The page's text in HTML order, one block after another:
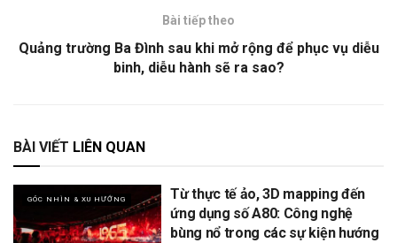
Bài tiếp theo
Quảng trường Ba Đình sau khi mở rộng để phục vụ diễu
binh, diễu hành sẽ ra sao?
BÀI VIẾT LIÊN QUAN
GÓC NHÌN & XU HƯỚNG
Từ thực tế ảo, 3D mapping đến
ứng dụng số A80: Công nghệ
bùng nổ trong các sự kiện hướng